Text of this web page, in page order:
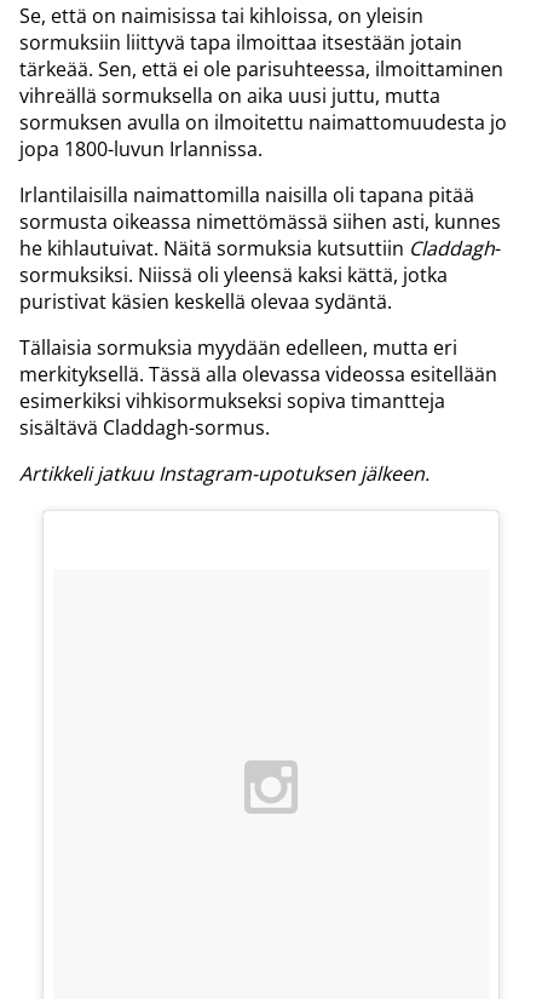
Se, että on naimisissa tai kihloissa, on yleisin
sormuksiin liittyvä tapa ilmoittaa itsestään jotain
tärkeää. Sen, että ei ole parisuhteessa, ilmoittaminen
vihreällä sormuksella on aika uusi juttu, mutta
sormuksen avulla on ilmoitettu naimattomuudesta jo
jopa 1800-luvun Irlannissa.
Irlantilaisilla naimattomilla naisilla oli tapana pitää
sormusta oikeassa nimettömässä siihen asti, kunnes
he kihlautuivat. Näitä sormuksia kutsuttiin Claddagh-
sormuksiksi. Niissä oli yleensä kaksi kättä, jotka
puristivat käsien keskellä olevaa sydäntä.
Tällaisia sormuksia myydään edelleen, mutta eri
merkityksellä. Tässä alla olevassa videossa esitellään
esimerkiksi vihkisormukseksi sopiva timantteja
sisältävä Claddagh-sormus.
Artikkeli jatkuu Instagram-upotuksen jälkeen.